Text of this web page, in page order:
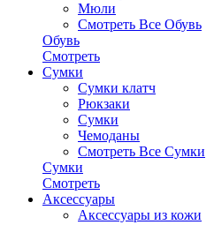
Мюли
Смотреть Все Обувь
Обувь
Смотреть
Сумки
Сумки клатч
Рюкзаки
Сумки
Чемоданы
Смотреть Все Сумки
Сумки
Смотреть
Аксессуары
Аксессуары из кожи